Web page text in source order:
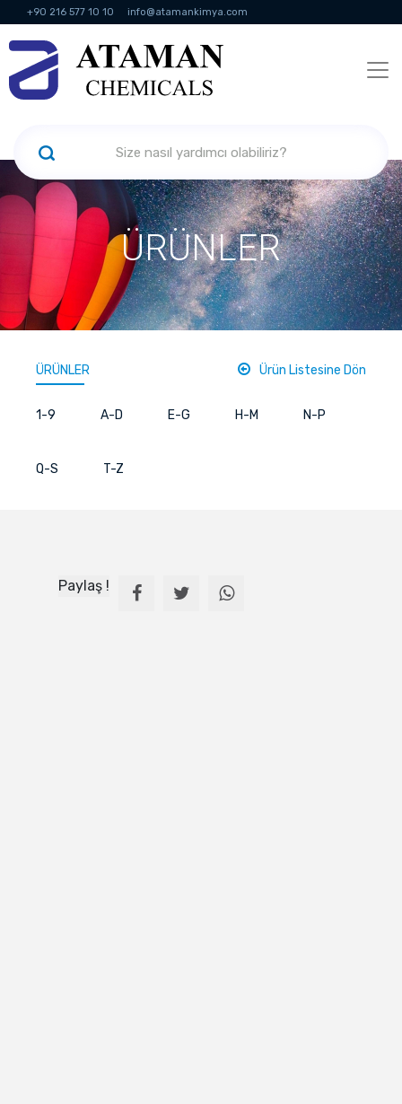
+90 216 577 10 10 info@atamankimya.com
KVKK Politikası Bilgi Toplumu Hizmetleri
ÜRÜNLER
ÜRÜNLER Ürün Listesine Dön
1-9 A-D E-G H-M N-P
Q-S T-Z
Paylaş !